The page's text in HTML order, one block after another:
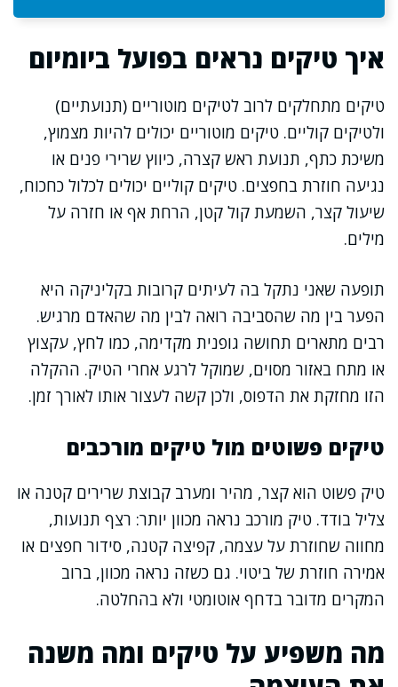
איך טיקים נראים בפועל ביומיום
טיקים מתחלקים לרוב לטיקים מוטוריים (תנועתיים)
ולטיקים קוליים. טיקים מוטוריים יכולים להיות מצמוץ,
משיכת כתף, תנועת ראש קצרה, כיווץ שרירי פנים או
נגיעה חוזרת בחפצים. טיקים קוליים יכולים לכלול כחכוח,
שיעול קצר, השמעת קול קטן, הרחת אף או חזרה על
מילים.
תופעה שאני נתקל בה לעיתים קרובות בקליניקה היא
הפער בין מה שהסביבה רואה לבין מה שהאדם מרגיש.
רבים מתארים תחושה גופנית מקדימה, כמו לחץ, עקצוץ
או מתח באזור מסוים, שמוקל לרגע אחרי הטיק. ההקלה
הזו מחזקת את הדפוס, ולכן קשה לעצור אותו לאורך זמן.
טיקים פשוטים מול טיקים מורכבים
טיק פשוט הוא קצר, מהיר ומערב קבוצת שרירים קטנה או
צליל בודד. טיק מורכב נראה מכוון יותר: רצף תנועות,
מחווה שחוזרת על עצמה, קפיצה קטנה, סידור חפצים או
אמירה חוזרת של ביטוי. גם כשזה נראה מכוון, ברוב
המקרים מדובר בדחף אוטומטי ולא בהחלטה.
מה משפיע על טיקים ומה משנה